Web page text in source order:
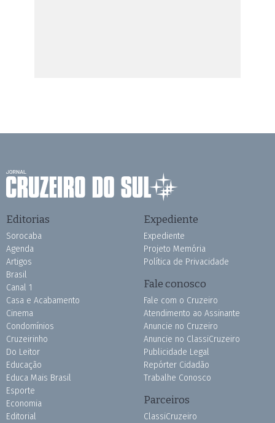
Editorias
Sorocaba
Agenda
Artigos
Brasil
Canal 1
Casa e Acabamento
Cinema
Condomínios
Cruzeirinho
Do Leitor
Educação
Educa Mais Brasil
Esporte
Economia
Editorial
Expediente
Expediente
Projeto Memória
Política de Privacidade
Fale conosco
Fale com o Cruzeiro
Atendimento ao Assinante
Anuncie no Cruzeiro
Anuncie no ClassiCruzeiro
Publicidade Legal
Repórter Cidadão
Trabalhe Conosco
Parceiros
ClassiCruzeiro